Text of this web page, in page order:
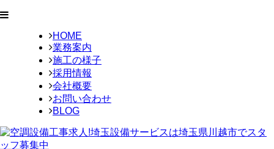
HOME
業務案内
施工の様子
採用情報
会社概要
お問い合わせ
BLOG